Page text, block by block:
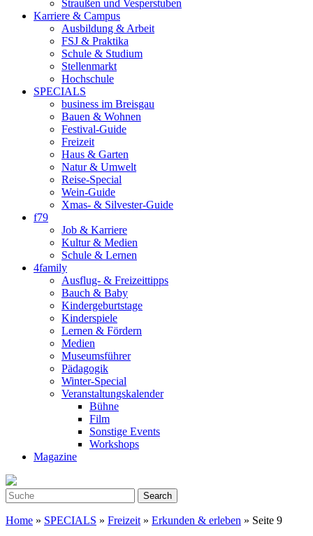
Straußen und Vesperstuben
Karriere & Campus
Ausbildung & Arbeit
FSJ & Praktika
Schule & Studium
Stellenmarkt
Hochschule
SPECIALS
business im Breisgau
Bauen & Wohnen
Festival-Guide
Freizeit
Haus & Garten
Natur & Umwelt
Reise-Special
Wein-Guide
Xmas- & Silvester-Guide
f79
Job & Karriere
Kultur & Medien
Schule & Lernen
4family
Ausflug- & Freizeittipps
Bauch & Baby
Kindergeburtstage
Kinderspiele
Lernen & Fördern
Medien
Museumsführer
Pädagogik
Winter-Special
Veranstaltungskalender
Bühne
Film
Sonstige Events
Workshops
Magazine
Home » SPECIALS » Freizeit » Erkunden & erleben » Seite 9